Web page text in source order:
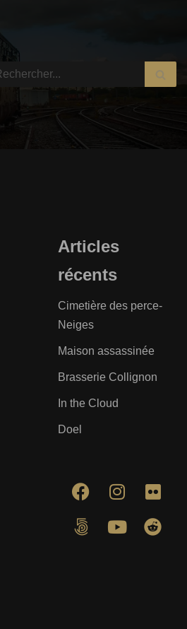
Articles
récents
Cimetière des perce-
Neiges
Maison assassinée
Brasserie Collignon
In the Cloud
Doel